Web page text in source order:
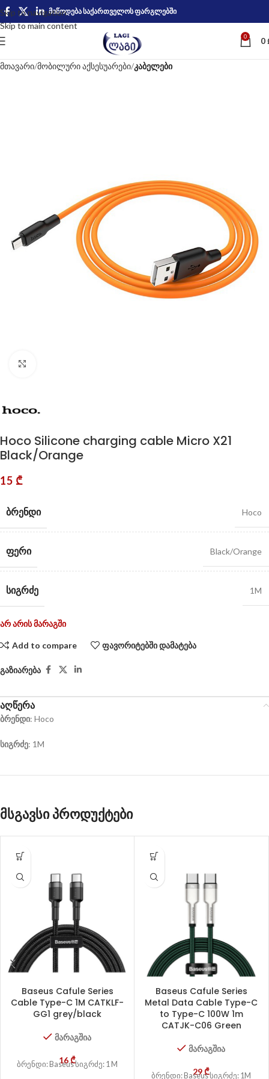
Skip to navigation
Skip to main content
მიწოდება საქართველოს ფარგლებში
0 0
მთავარი მობილური აქსესუარები კაბელები
Hoco Silicone charging cable Micro X21
Black/Orange
15 ₾
ᲑᲠᲔᲜᲓᲘ Hoco
ᲤᲔᲠᲘ Black/Orange
ᲡᲘᲒᲠᲫᲔ 1M
არ არის მარაგში
Add to compare ფავორიტებში დამატება
გაზიარება
აღწერა
ბრენდი: Hoco
სიგრძე: 1M
მსგავსი პროდუქტები
Baseus Cafule Series
Cable Type-C 1M CATKLF-
GG1 grey/black
მარაგშია
16₾
ბრენდი: Baseus სიგრძე: 1 M
Baseus Cafule Series
Metal Data Cable Type-C
to Type-C 100W 1m
CATJK-C06 Green
მარაგშია
29₾
ბრენდი: Baseus სიგრძე: 1M